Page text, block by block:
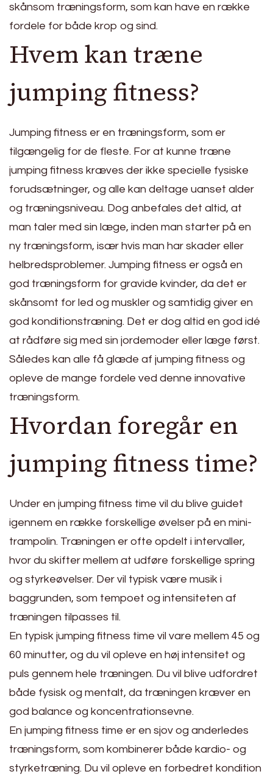
skånsom træningsform, som kan have en række
fordele for både krop og sind.
Hvem kan træne
jumping fitness?
Jumping fitness er en træningsform, som er
tilgængelig for de fleste. For at kunne træne
jumping fitness kræves der ikke specielle fysiske
forudsætninger, og alle kan deltage uanset alder
og træningsniveau. Dog anbefales det altid, at
man taler med sin læge, inden man starter på en
ny træningsform, især hvis man har skader eller
helbredsproblemer. Jumping fitness er også en
god træningsform for gravide kvinder, da det er
skånsomt for led og muskler og samtidig giver en
god konditionstræning. Det er dog altid en god idé
at rådføre sig med sin jordemoder eller læge først.
Således kan alle få glæde af jumping fitness og
opleve de mange fordele ved denne innovative
træningsform.
Hvordan foregår en
jumping fitness time?
Under en jumping fitness time vil du blive guidet
igennem en række forskellige øvelser på en mini-
trampolin. Træningen er ofte opdelt i intervaller,
hvor du skifter mellem at udføre forskellige spring
og styrkeøvelser. Der vil typisk være musik i
baggrunden, som tempoet og intensiteten af
træningen tilpasses til.
En typisk jumping fitness time vil vare mellem 45 og
60 minutter, og du vil opleve en høj intensitet og
puls gennem hele træningen. Du vil blive udfordret
både fysisk og mentalt, da træningen kræver en
god balance og koncentrationsevne.
En jumping fitness time er en sjov og anderledes
træningsform, som kombinerer både kardio- og
styrketræning. Du vil opleve en forbedret kondition